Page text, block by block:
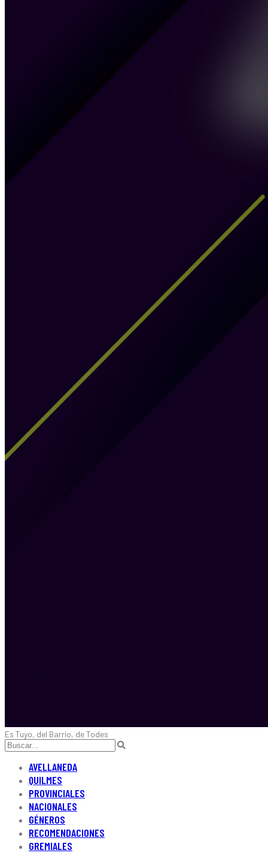
Es Tuyo, del Barrio, de Todes
AVELLANEDA
QUILMES
PROVINCIALES
NACIONALES
GÉNEROS
RECOMENDACIONES
GREMIALES